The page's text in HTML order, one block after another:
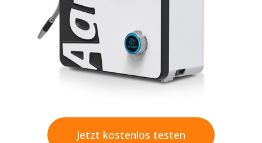
Jetzt kostenlos testen